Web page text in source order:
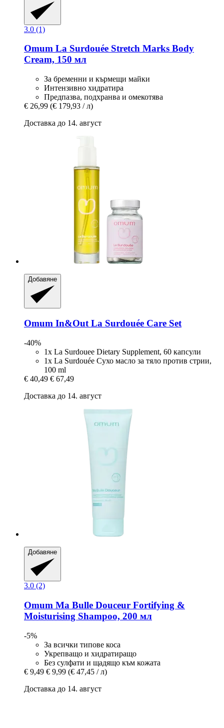
3.0 (1)
Omum La Surdouée Stretch Marks Body
Cream, 150 мл
За бременни и кърмещи майки
Интензивно хидратира
Предпазва, подхранва и омекотява
€ 26,99 (€ 179,93 / л)
Доставка до 14. август
Добавяне
Omum In&Out La Surdouée Care Set
-40%
1x La Surdouee Dietary Supplement, 60 капсули
1x La Surdouée Сухо масло за тяло против стрии,
100 ml
€ 40,49 € 67,49
Доставка до 14. август
Добавяне
3.0 (2)
Omum Ma Bulle Douceur Fortifying &
Moisturising Shampoo, 200 мл
-5%
За всички типове коса
Укрепващо и хидратиращо
Без сулфати и щадящо към кожата
€ 9,49 € 9,99 (€ 47,45 / л)
Доставка до 14. август